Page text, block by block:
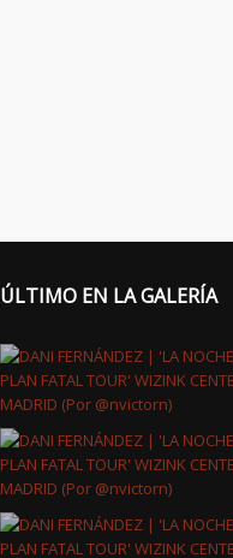
ÚLTIMO EN LA GALERÍA